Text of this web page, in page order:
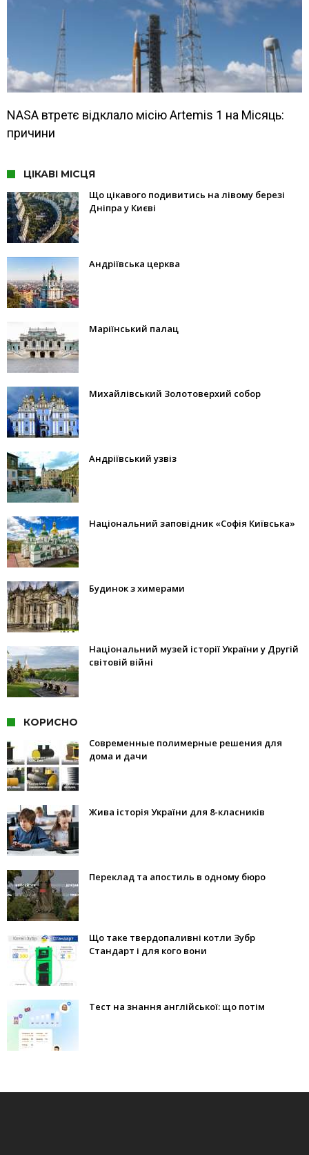
NASA втретє відклало місію Artemis 1 на Місяць:
причини
ЦІКАВІ МІСЦЯ
Що цікавого подивитись на лівому березі
Дніпра у Києві
Андріївська церква
Маріїнський палац
Михайлівський Золотоверхий собор
Андріївський узвіз
Національний заповідник «Софія Київська»
Будинок з химерами
Національний музей історії України у Другій
світовій війні
КОРИСНО
Современные полимерные решения для
дома и дачи
Жива історія України для 8-класників
Переклад та апостиль в одному бюро
Що таке твердопаливні котли Зубр
Стандарт і для кого вони
Тест на знання англійської: що потім